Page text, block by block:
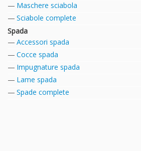
Maschere sciabola
Sciabole complete
Spada
Accessori spada
Cocce spada
Impugnature spada
Lame spada
Spade complete